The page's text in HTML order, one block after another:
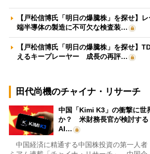
【戸松信博氏「明日の爆騰株」を探せ】
端半導体の製造に不可欠な検査装…
【戸松信博氏「明日の爆騰株」を探せ】
えるキープレーヤー 成長の再評…
田代尚機のチャイナ・リサーチ
中国「Kimi K3」の衝撃に世
か？ 米財務長官が検討する
AI…
中国経済に精通する中国株投資の第一人者